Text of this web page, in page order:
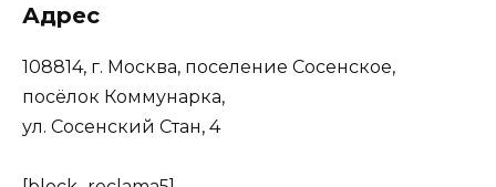
Адрес
108814, г. Москва, поселение Сосенское,
посёлок Коммунарка,
ул. Сосенский Стан, 4